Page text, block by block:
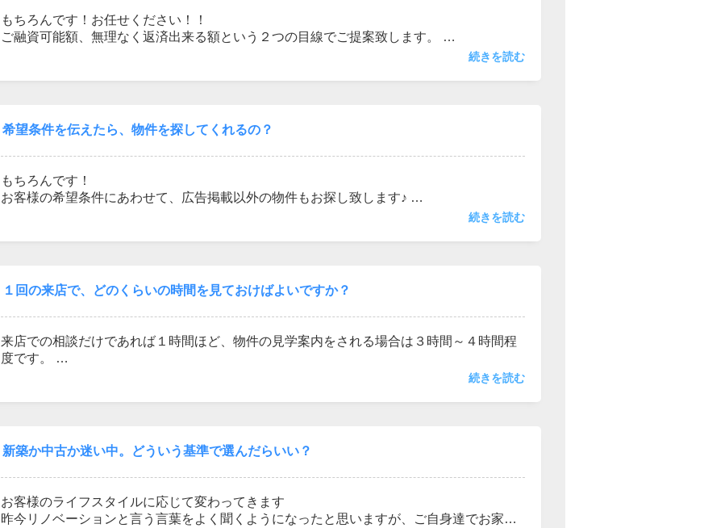
もちろんです！お任せください！！
ご融資可能額、無理なく返済出来る額という２つの目線でご提案致します。
【自己資金が少ない】、【勤続年数が短い】、【現在借入がある】、【他社で断られた】
続きを読む
希望条件を伝えたら、物件を探してくれるの？
もちろんです！
お客様の希望条件にあわせて、広告掲載以外の物件もお探し致します♪
続きを読む
１回の来店で、どのくらいの時間を見ておけばよいですか？
来店での相談だけであれば１時間ほど、物件の見学案内をされる場合は３時間～４時間程
度です。
少ししか時間がないけど資料だけ見てみたい、お子様の習い事の前に物件の内覧だけした
続きを読む
新築か中古か迷い中。どういう基準で選んだらいい？
お客様のライフスタイルに応じて変わってきます
昨今リノベーションと言う言葉をよく聞くようになったと思いますが、ご自身達でお家の